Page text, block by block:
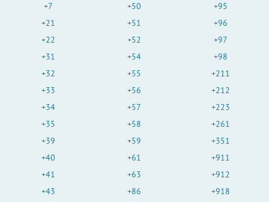
+7
+21
+22
+31
+32
+33
+34
+35
+39
+40
+41
+43
+50
+51
+52
+54
+55
+56
+57
+58
+59
+61
+63
+86
+95
+96
+97
+98
+211
+212
+223
+261
+351
+911
+912
+918